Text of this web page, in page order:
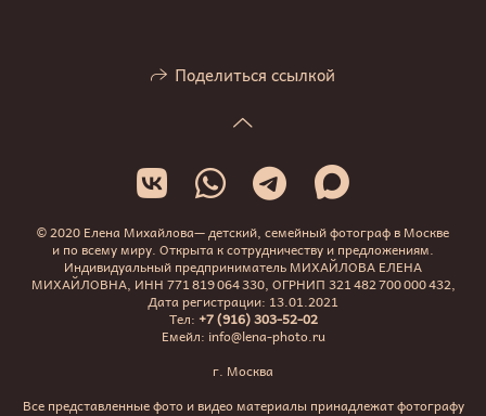
Поделиться ссылкой
© 2020 Елена Михайлова— детский, семейный фотограф в Москве
и по всему миру. Открыта к сотрудничеству и предложениям.
Индивидуальный предприниматель МИХАЙЛОВА ЕЛЕНА
МИХАЙЛОВНА, ИНН 771 819 064 330, ОГРНИП 321 482 700 000 432,
Дата регистрации: 13.01.2021
Тел: +7 (916) 303-52-02
Емейл: info@lena-photo.ru
г. Москва
Все представленные фото и видео материалы принадлежат фотографу